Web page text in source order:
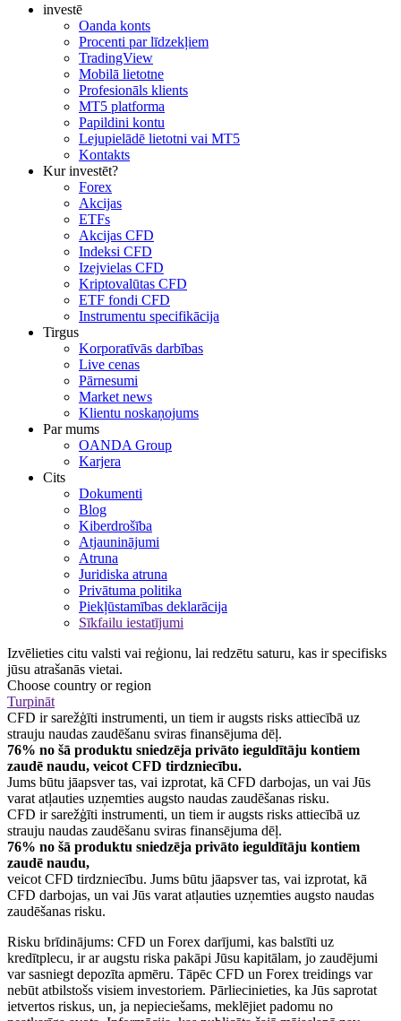
investē
Oanda konts
Procenti par līdzekļiem
TradingView
Mobilā lietotne
Profesionāls klients
MT5 platforma
Papildini kontu
Lejupielādē lietotni vai MT5
Kontakts
Kur investēt?
Forex
Akcijas
ETFs
Akcijas CFD
Indeksi CFD
Izejvielas CFD
Kriptovalūtas CFD
ETF fondi CFD
Instrumentu specifikācija
Tirgus
Korporatīvās darbības
Live cenas
Pārnesumi
Market news
Klientu noskaņojums
Par mums
OANDA Group
Karjera
Cits
Dokumenti
Blog
Kiberdrošība
Atjauninājumi
Atruna
Juridiska atruna
Privātuma politika
Piekļūstamības deklarācija
Sīkfailu iestatījumi
Izvēlieties citu valsti vai reģionu, lai redzētu saturu, kas ir specifisks
jūsu atrašanās vietai.
Choose country or region
Turpināt
CFD ir sarežģīti instrumenti, un tiem ir augsts risks attiecībā uz
strauju naudas zaudēšanu sviras finansējuma dēļ.
76% no šā produktu sniedzēja privāto ieguldītāju kontiem
zaudē naudu, veicot CFD tirdzniecību.
Jums būtu jāapsver tas, vai izprotat, kā CFD darbojas, un vai Jūs
varat atļauties uzņemties augsto naudas zaudēšanas risku.
CFD ir sarežģīti instrumenti, un tiem ir augsts risks attiecībā uz
strauju naudas zaudēšanu sviras finansējuma dēļ.
76% no šā produktu sniedzēja privāto ieguldītāju kontiem
zaudē naudu,
veicot CFD tirdzniecību. Jums būtu jāapsver tas, vai izprotat, kā
CFD darbojas, un vai Jūs varat atļauties uzņemties augsto naudas
zaudēšanas risku.
Risku brīdinājums: CFD un Forex darījumi, kas balstīti uz
kredītplecu, ir ar augstu riska pakāpi Jūsu kapitālam, jo zaudējumi
var sasniegt depozīta apmēru. Tāpēc CFD un Forex treidings var
nebūt atbilstošs visiem investoriem. Pārliecinieties, ka Jūs saprotat
ietvertos riskus, un, ja nepieciešams, meklējiet padomu no